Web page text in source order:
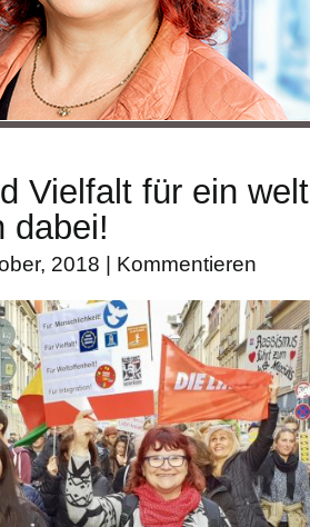
Vielfalt für ein
dabei!
2018 | Kommentieren